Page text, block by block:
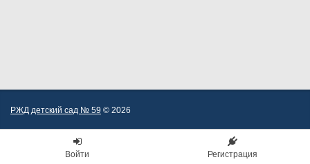
РЖД детский сад № 59 © 2026
Войти Регистрация